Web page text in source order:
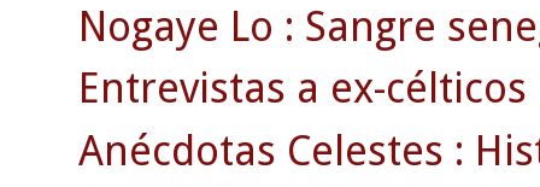
Nogaye Lo : Sangre
Entrevistas a ex-
Anécdotas Celestes :